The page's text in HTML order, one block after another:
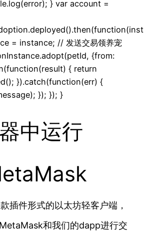
} var account =
= instance; // 发送交易领养宠
{from:
{ return
}).catch(function(err) {
}); }); }
中运行
插件形式的以太坊轻客户端，
和我们的dapp进行交